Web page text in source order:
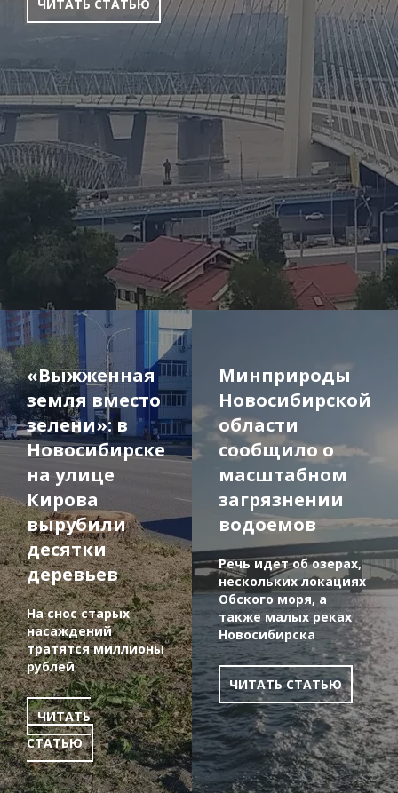
ЧИТАТЬ СТАТЬЮ
«Выжженная
земля вместо
зелени»: в
Новосибирске
на улице
Кирова
вырубили
десятки
деревьев
На снос старых
насаждений
тратятся миллионы
рублей
ЧИТАТЬ
СТАТЬЮ
Минприроды
Новосибирской
области
сообщило о
масштабном
загрязнении
водоемов
Речь идет об озерах,
нескольких локациях
Обского моря, а
также малых реках
Новосибирска
ЧИТАТЬ СТАТЬЮ